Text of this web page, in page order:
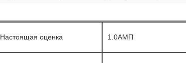
Настоящая оценка 1.0АМП